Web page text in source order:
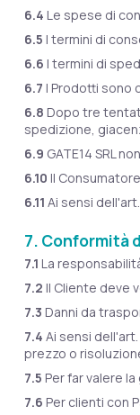
6.4 Le spese di
6.5 I termini di
6.6 I termini di
6.7 I Prodotti sono
6.8 Dopo tre
spedizione,
6.9 GATE14 SRL
6.10 Il
6.11 Ai sensi
7. Conformità
7.1 La
7.2 Il Cliente deve
7.3 Danni da
7.4 Ai sensi
prezzo o
7.5 Per far valere
7.6 Per clienti con